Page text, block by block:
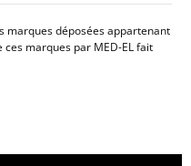
marques déposées appartenant
marques par MED-EL fait